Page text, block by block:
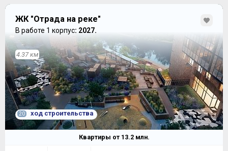
ЖК "Отрада на реке"
В работе 1 корпус: 2027.
4.37 км
20 ход строительства
Квартиры от 13.2млн.